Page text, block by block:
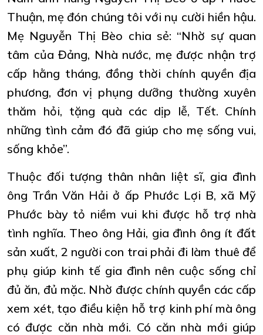
Thuận, mẹ đón chúng tôi với nụ cười hiền hậu.
Mẹ Nguyễn Thị Bèo chia sẻ: “Nhờ sự quan
tâm của Đảng, Nhà nước, mẹ được nhận trợ
cấp hằng tháng, đồng thời chính quyền địa
phương, đơn vị phụng dưỡng thường xuyên
thăm hỏi, tặng quà các dịp lễ, Tết. Chính
những tình cảm đó đã giúp cho mẹ sống vui,
sống khỏe”.
Thuộc đối tượng thân nhân liệt sĩ, gia đình
ông Trần Văn Hải ở ấp Phước Lợi B, xã Mỹ
Phước bày tỏ niềm vui khi được hỗ trợ nhà
tình nghĩa. Theo ông Hải, gia đình ông ít đất
sản xuất, 2 người con trai phải đi làm thuê để
phụ giúp kinh tế gia đình nên cuộc sống chỉ
đủ ăn, đủ mặc. Nhờ được chính quyền các cấp
xem xét, tạo điều kiện hỗ trợ kinh phí mà ông
có được căn nhà mới. Có căn nhà mới giúp